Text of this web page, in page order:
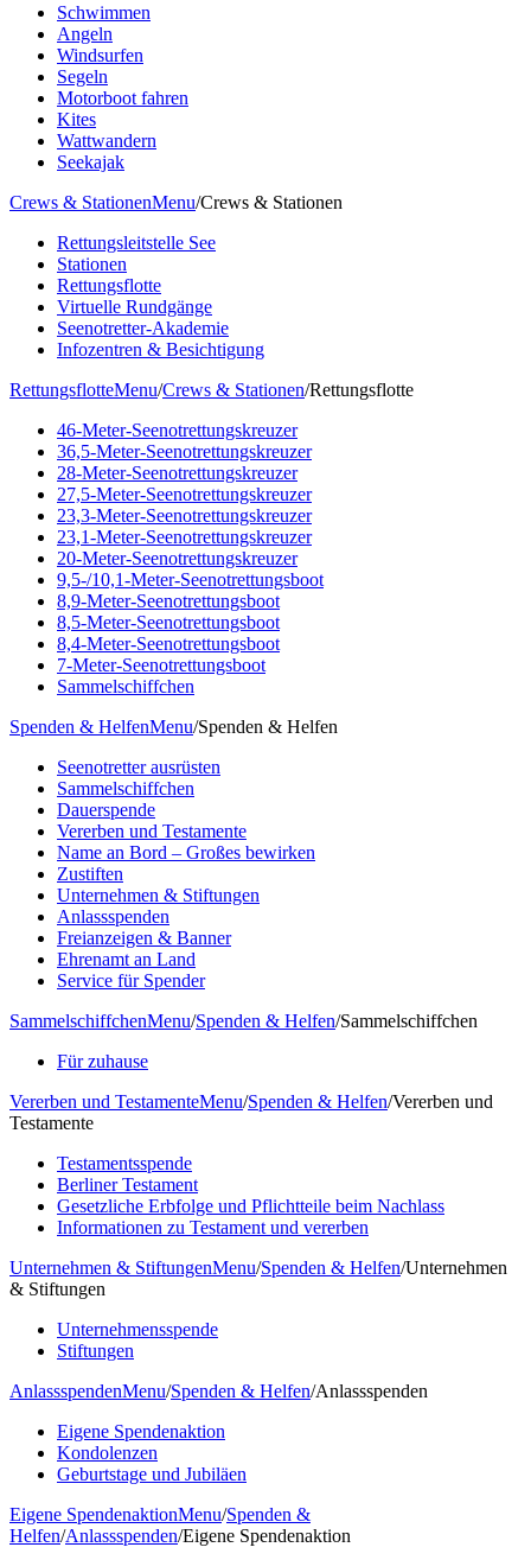
Schwimmen
Angeln
Windsurfen
Segeln
Motorboot fahren
Kites
Wattwandern
Seekajak
Crews & StationenMenu/Crews & Stationen
Rettungsleitstelle See
Stationen
Rettungsflotte
Virtuelle Rundgänge
Seenotretter-Akademie
Infozentren & Besichtigung
RettungsflotteMenu/Crews & Stationen/Rettungsflotte
46-Meter-Seenotrettungskreuzer
36,5-Meter-Seenotrettungskreuzer
28-Meter-Seenotrettungskreuzer
27,5-Meter-Seenotrettungskreuzer
23,3-Meter-Seenotrettungskreuzer
23,1-Meter-Seenotrettungskreuzer
20-Meter-Seenotrettungskreuzer
9,5-/10,1-Meter-Seenotrettungsboot
8,9-Meter-Seenotrettungsboot
8,5-Meter-Seenotrettungsboot
8,4-Meter-Seenotrettungsboot
7-Meter-Seenotrettungsboot
Sammelschiffchen
Spenden & HelfenMenu/Spenden & Helfen
Seenotretter ausrüsten
Sammelschiffchen
Dauerspende
Vererben und Testamente
Name an Bord – Großes bewirken
Zustiften
Unternehmen & Stiftungen
Anlassspenden
Freianzeigen & Banner
Ehrenamt an Land
Service für Spender
SammelschiffchenMenu/Spenden & Helfen/Sammelschiffchen
Für zuhause
Vererben und TestamenteMenu/Spenden & Helfen/Vererben und
Testamente
Testamentsspende
Berliner Testament
Gesetzliche Erbfolge und Pflichtteile beim Nachlass
Informationen zu Testament und vererben
Unternehmen & StiftungenMenu/Spenden & Helfen/Unternehmen
& Stiftungen
Unternehmensspende
Stiftungen
AnlassspendenMenu/Spenden & Helfen/Anlassspenden
Eigene Spendenaktion
Kondolenzen
Geburtstage und Jubiläen
Eigene SpendenaktionMenu/Spenden &
Helfen/Anlassspenden/Eigene Spendenaktion